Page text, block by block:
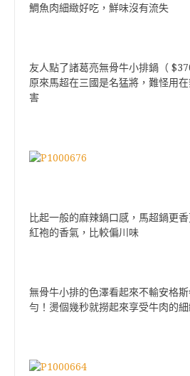
鯛魚肉細緻好吃，鮮味沒有流失
友人點了諸葛亮無骨牛小排鍋（
原來馬超在三國是名猛將，難怪用
害
比起一般的麻辣鍋口感，馬超鍋更
紅袍的香氣，比較偏川味
無骨牛小排的色澤看起來不輸安格
勻！ 燙個幾秒就撈起來享受牛肉的細